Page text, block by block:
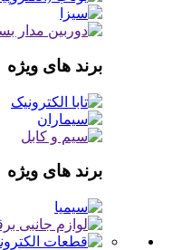
برند های ویژه
برند های ویژه